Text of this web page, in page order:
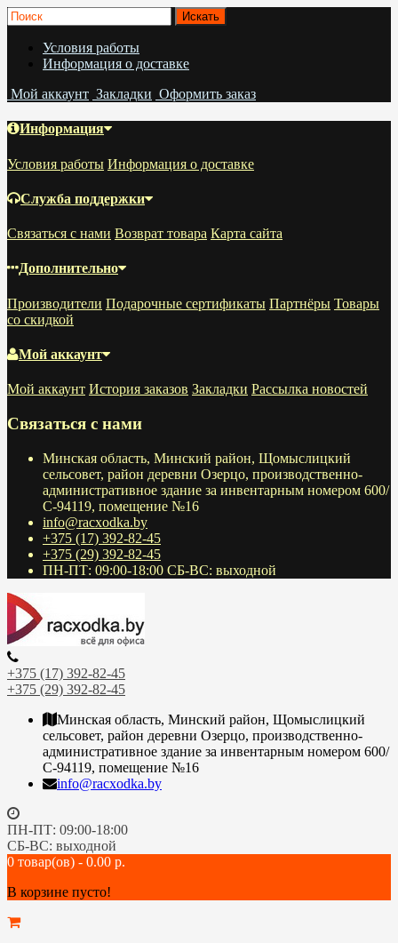
Условия работы
Информация о доставке
Мой аккаунт Закладки Оформить заказ
Информация
Условия работы Информация о доставке
Служба поддержки
Связаться с нами Возврат товара Карта сайта
Дополнительно
Производители Подарочные сертификаты Партнёры Товары
со скидкой
Мой аккаунт
Мой аккаунт История заказов Закладки Рассылка новостей
Связаться с нами
Минская область, Минский район, Щомыслицкий
сельсовет, район деревни Озерцо, производственно-
административное здание за инвентарным номером 600/
С-94119, помещение №16
info@racxodka.by
+375 (17) 392-82-45
+375 (29) 392-82-45
ПН-ПТ: 09:00-18:00 СБ-ВС: выходной
+375 (17) 392-82-45
+375 (29) 392-82-45
Минская область, Минский район, Щомыслицкий
сельсовет, район деревни Озерцо, производственно-
административное здание за инвентарным номером 600/
С-94119, помещение №16
info@racxodka.by
ПН-ПТ: 09:00-18:00
СБ-ВС: выходной
0 товар(ов) - 0.00 р.
В корзине пусто!